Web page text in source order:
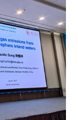
的水动力学问题。刘